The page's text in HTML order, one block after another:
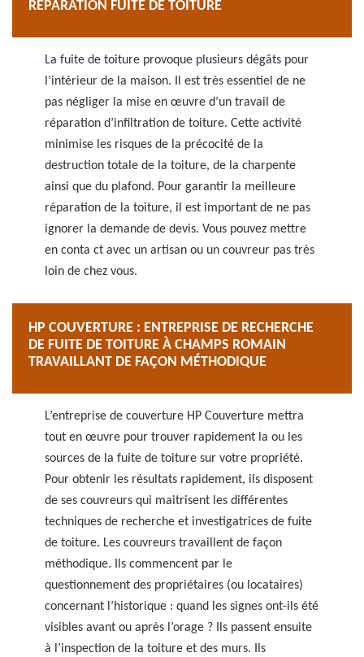
RÉPARATION FUITE DE TOITURE
La fuite de toiture provoque plusieurs dégâts pour
l’intérieur de la maison. Il est très essentiel de ne
pas négliger la mise en œuvre d’un travail de
réparation d’infiltration de toiture. Cette activité
minimise les risques de la précocité de la
destruction totale de la toiture, de la charpente
ainsi que du plafond. Pour garantir la meilleure
réparation de la toiture, il est important de ne pas
ignorer la demande de devis. Vous pouvez mettre
en conta ct avec un artisan ou un couvreur pas très
loin de chez vous.
HP COUVERTURE : ENTREPRISE DE RECHERCHE
DE FUITE DE TOITURE À CHAMPS ROMAIN
TRAVAILLANT DE FAÇON MÉTHODIQUE
L’entreprise de couverture HP Couverture mettra
tout en œuvre pour trouver rapidement la ou les
sources de la fuite de toiture sur votre propriété.
Pour obtenir les résultats rapidement, ils disposent
de ses couvreurs qui maitrisent les différentes
techniques de recherche et investigatrices de fuite
de toiture. Les couvreurs travaillent de façon
méthodique. Ils commencent par le
questionnement des propriétaires (ou locataires)
concernant l’historique : quand les signes ont-ils été
visibles avant ou après l’orage ? Ils passent ensuite
à l’inspection de la toiture et des murs. Ils